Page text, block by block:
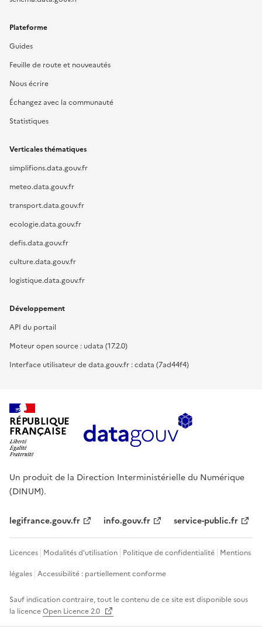
Plateforme
Guides
Feuille de route et nouveautés
Nous écrire
Échangez avec la communauté
Statistiques
Verticales thématiques
simplifions.data.gouv.fr
meteo.data.gouv.fr
transport.data.gouv.fr
ecologie.data.gouv.fr
defis.data.gouv.fr
culture.data.gouv.fr
logistique.data.gouv.fr
Développement
API du portail
Moteur open source : udata (17.2.0)
Interface utilisateur de data.gouv.fr : cdata (7ad44f4)
RÉPUBLIQUE
FRANÇAISE
Un produit de la Direction Interministérielle du Numérique
(DINUM).
legifrance.gouv.fr info.gouv.fr service-public.fr
Licences Modalités d'utilisation Politique de confidentialité Mentions
légales Accessibilité : partiellement conforme
Sauf indication contraire, tout le contenu de ce site est disponible sous
la licenceOpen Licence 2.0